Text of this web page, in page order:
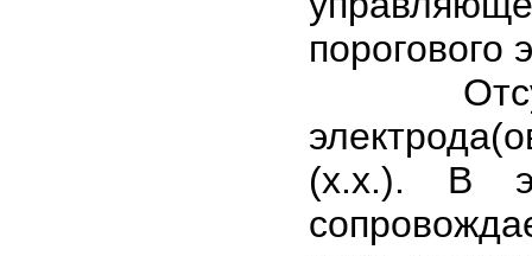
порогового
(х.х.). В